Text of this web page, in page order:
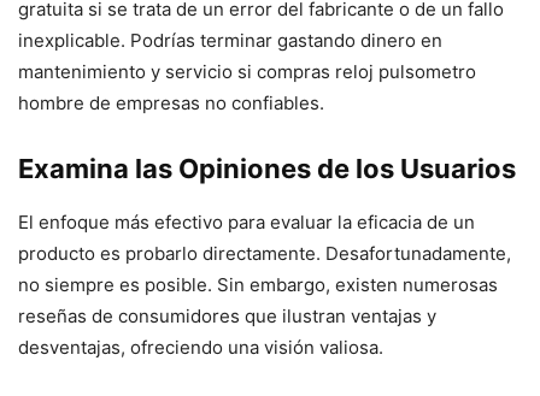
gratuita si se trata de un error del fabricante o de un fallo
inexplicable. Podrías terminar gastando dinero en
mantenimiento y servicio si compras reloj pulsometro
hombre de empresas no confiables.
Examina las Opiniones de los Usuarios
El enfoque más efectivo para evaluar la eficacia de un
producto es probarlo directamente. Desafortunadamente,
no siempre es posible. Sin embargo, existen numerosas
reseñas de consumidores que ilustran ventajas y
desventajas, ofreciendo una visión valiosa.